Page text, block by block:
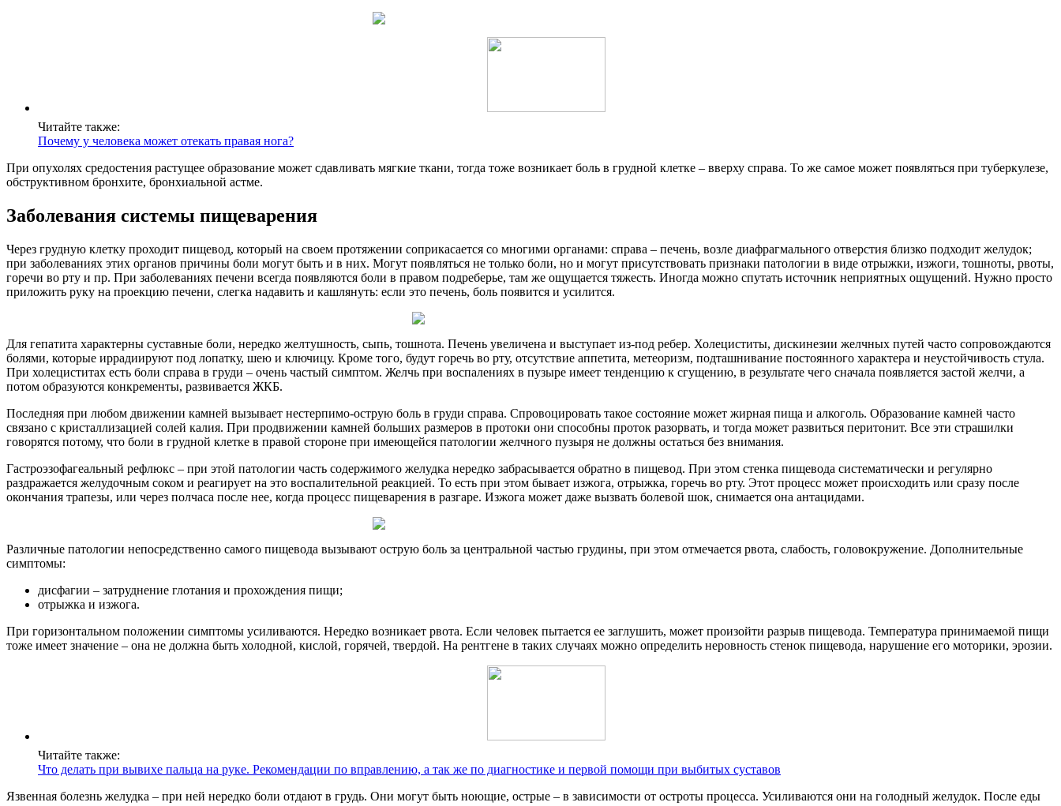
Читайте также:
Почему у человека может отекать правая нога?
При опухолях средостения растущее образование может сдавливать мягкие ткани, тогда тоже возникает боль в грудной клетке – вверху справа. То же самое может появляться при туберкулезе,
обструктивном бронхите, бронхиальной астме.
Заболевания системы пищеварения
Через грудную клетку проходит пищевод, который на своем протяжении соприкасается со многими органами: справа – печень, возле диафрагмального отверстия близко подходит желудок;
при заболеваниях этих органов причины боли могут быть и в них. Могут появляться не только боли, но и могут присутствовать признаки патологии в виде отрыжки, изжоги, тошноты, рвоты,
горечи во рту и пр. При заболеваниях печени всегда появляются боли в правом подреберье, там же ощущается тяжесть. Иногда можно спутать источник неприятных ощущений. Нужно просто
приложить руку на проекцию печени, слегка надавить и кашлянуть: если это печень, боль появится и усилится.
Для гепатита характерны суставные боли, нередко желтушность, сыпь, тошнота. Печень увеличена и выступает из-под ребер. Холециститы, дискинезии желчных путей часто сопровождаются
болями, которые иррадиируют под лопатку, шею и ключицу. Кроме того, будут горечь во рту, отсутствие аппетита, метеоризм, подташнивание постоянного характера и неустойчивость стула.
При холециститах есть боли справа в груди – очень частый симптом. Желчь при воспалениях в пузыре имеет тенденцию к сгущению, в результате чего сначала появляется застой желчи, а
потом образуются конкременты, развивается ЖКБ.
Последняя при любом движении камней вызывает нестерпимо-острую боль в груди справа. Спровоцировать такое состояние может жирная пища и алкоголь. Образование камней часто
связано с кристаллизацией солей калия. При продвижении камней больших размеров в протоки они способны проток разорвать, и тогда может развиться перитонит. Все эти страшилки
говорятся потому, что боли в грудной клетке в правой стороне при имеющейся патологии желчного пузыря не должны остаться без внимания.
Гастроэзофагеальный рефлюкс – при этой патологии часть содержимого желудка нередко забрасывается обратно в пищевод. При этом стенка пищевода систематически и регулярно
раздражается желудочным соком и реагирует на это воспалительной реакцией. То есть при этом бывает изжога, отрыжка, горечь во рту. Этот процесс может происходить или сразу после
окончания трапезы, или через полчаса после нее, когда процесс пищеварения в разгаре. Изжога может даже вызвать болевой шок, снимается она антацидами.
Различные патологии непосредственно самого пищевода вызывают острую боль за центральной частью грудины, при этом отмечается рвота, слабость, головокружение. Дополнительные
симптомы:
дисфагии – затруднение глотания и прохождения пищи;
отрыжка и изжога.
При горизонтальном положении симптомы усиливаются. Нередко возникает рвота. Если человек пытается ее заглушить, может произойти разрыв пищевода. Температура принимаемой пищи
тоже имеет значение – она не должна быть холодной, кислой, горячей, твердой. На рентгене в таких случаях можно определить неровность стенок пищевода, нарушение его моторики, эрозии.
Читайте также:
Что делать при вывихе пальца на руке. Рекомендации по вправлению, а так же по диагностике и первой помощи при выбитых суставов
Язвенная болезнь желудка – при ней нередко боли отдают в грудь. Они могут быть ноющие, острые – в зависимости от остроты процесса. Усиливаются они на голодный желудок. После еды